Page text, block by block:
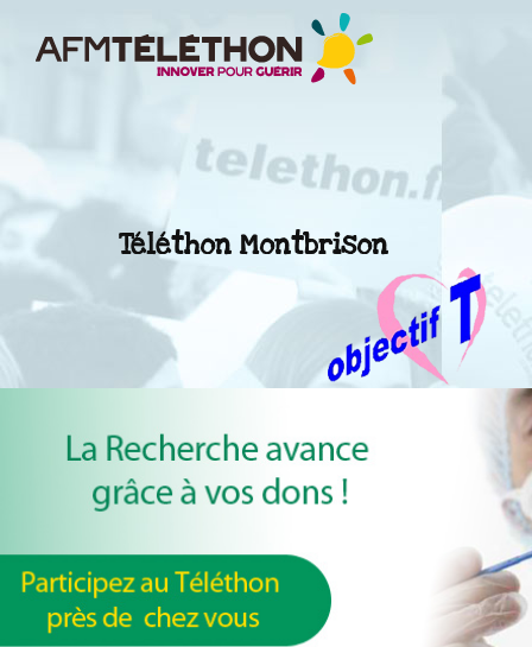
Téléthon Montbrison